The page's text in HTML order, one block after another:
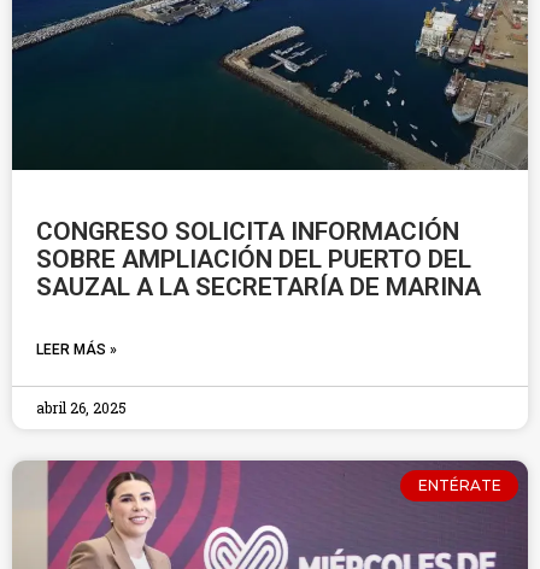
CONGRESO SOLICITA INFORMACIÓN
SOBRE AMPLIACIÓN DEL PUERTO DEL
SAUZAL A LA SECRETARÍA DE MARINA
LEER MÁS »
abril 26, 2025
ENTÉRATE